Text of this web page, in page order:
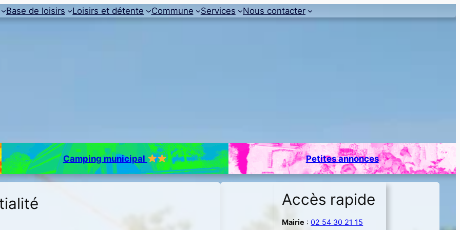
Base de loisirs Loisirs et détente Commune Services Nous contacter
Camping municipal Petites annonces
Accès rapide
Mairie :02 54 30 21 15